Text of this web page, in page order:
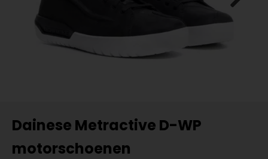
Dainese Metractive D-WP
motorschoenen